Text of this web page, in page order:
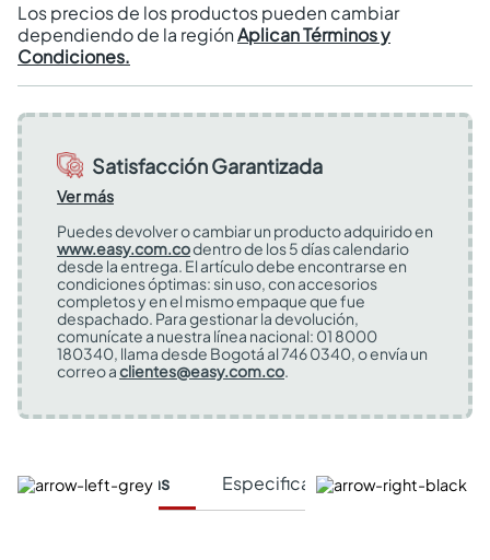
Los precios de los productos pueden cambiar
dependiendo de la regiónAplican Términos y
Condiciones.
Satisfacción Garantizada
Ver más
Puedes devolver o cambiar un producto adquirido en
www.easy.com.codentro de los 5 días calendario
desde la entrega. El artículo debe encontrarse en
condiciones óptimas: sin uso, con accesorios
completos y en el mismo empaque que fue
despachado. Para gestionar la devolución,
comunícate a nuestra línea nacional: 01 8000
180340, llama desde Bogotá al 746 0340, o envía un
correo aclientes@easy.com.co.
Características Especificaciones Técnicas